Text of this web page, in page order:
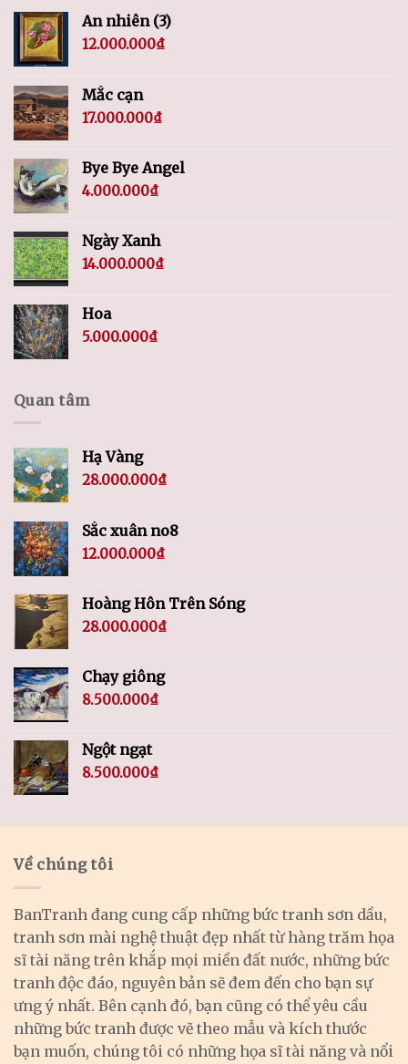
An nhiên (3)
12.000.000₫
Mắc cạn
17.000.000₫
Bye Bye Angel
4.000.000₫
Ngày Xanh
14.000.000₫
Hoa
5.000.000₫
Quan tâm
Hạ Vàng
28.000.000₫
Sắc xuân no8
12.000.000₫
Hoàng Hôn Trên Sóng
28.000.000₫
Chạy giông
8.500.000₫
Ngột ngạt
8.500.000₫
Về chúng tôi
BanTranh đang cung cấp những bức tranh sơn dầu,
tranh sơn mài nghệ thuật đẹp nhất từ hàng trăm họa
sĩ tài năng trên khắp mọi miền đất nước, những bức
tranh độc đáo, nguyên bản sẽ đem đến cho bạn sự
ưng ý nhất. Bên cạnh đó, bạn cũng có thể yêu cầu
những bức tranh được vẽ theo mẫu và kích thước
bạn muốn, chúng tôi có những họa sĩ tài năng và nổi